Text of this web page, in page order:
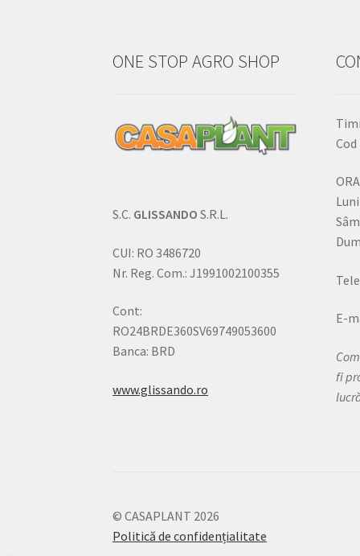
ONE STOP AGRO SHOP
S.C. GLISSANDO S.R.L.
CUI: RO 3486720
Nr. Reg. Com.: J1991002100355
Cont:
RO24BRDE360SV69749053600
Banca: BRD
www.glissando.ro
E-
fi
© CASAPLANT 2026
Politică de confidențialitate